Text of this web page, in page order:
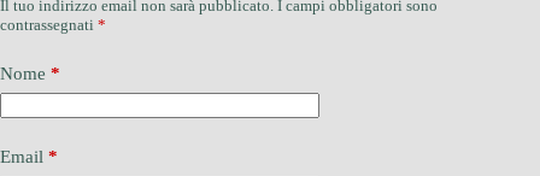
Il tuo indirizzo email non sarà pubblicato. I campi obbligatori sono
contrassegnati *
Nome *
Email *